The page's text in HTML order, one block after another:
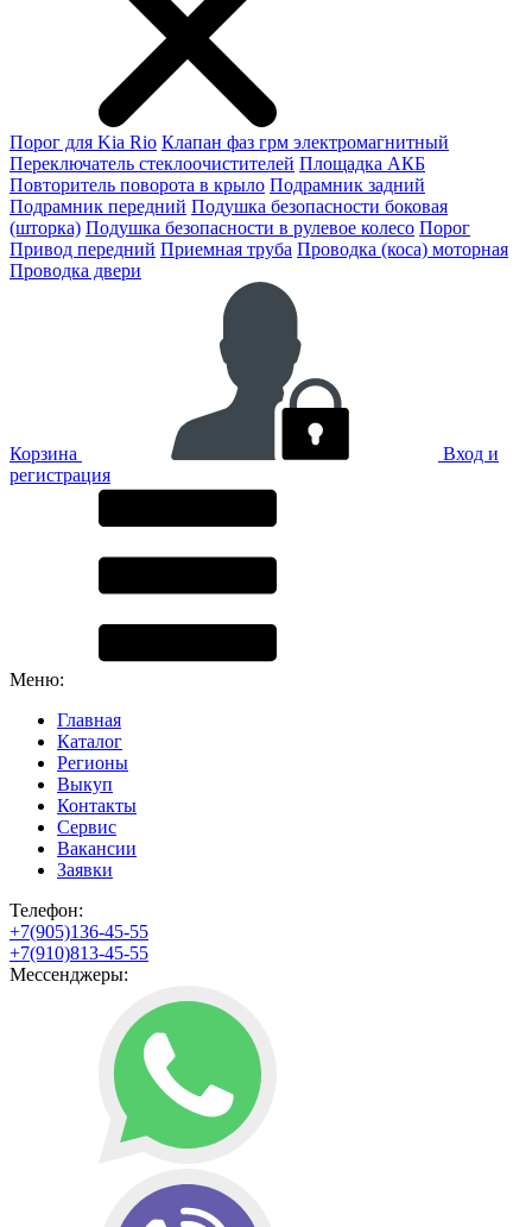
Порог для Kia Rio Клапан фаз грм электромагнитный
Переключатель стеклоочистителей Площадка АКБ
Повторитель поворота в крыло Подрамник задний
Подрамник передний Подушка безопасности боковая
(шторка) Подушка безопасности в рулевое колесо Порог
Привод передний Приемная труба Проводка (коса) моторная
Проводка двери
Корзина
Вход и
регистрация
Меню:
Главная
Каталог
Регионы
Выкуп
Контакты
Сервис
Вакансии
Заявки
Телефон:
+7(905)136-45-55
+7(910)813-45-55
Мессенджеры: